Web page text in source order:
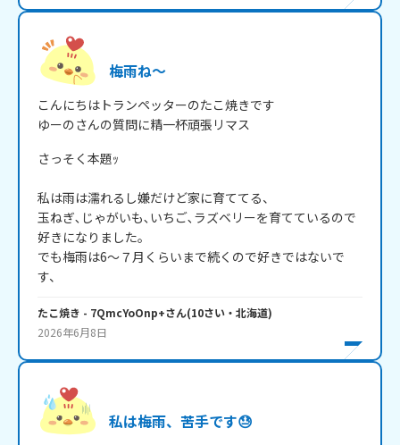
梅雨ね～
こんにちはトランペッターのたこ焼きです
ゆーのさんの質問に精一杯頑張リマス
さっそく本題ｯ
私は雨は濡れるし嫌だけど家に育ててる、
玉ねぎ､じゃがいも､いちご､ラズベリーを育てているので
好きになりました。
でも梅雨は6～７月くらいまで続くので好きではないで
す、
たこ焼き - 7QmcYoOnp+さん(10さい・ 北海道)
2026年6月8日
私は梅雨、苦手です😓